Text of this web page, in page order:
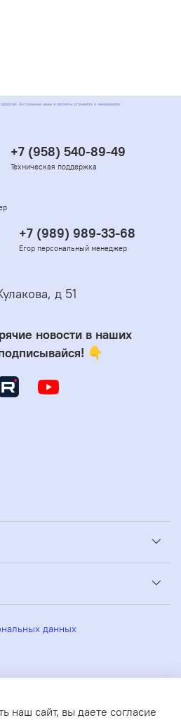
Актуальные цены и расчёты уточняйте у менеджеров
+7 (958) 540-89-49
Техническая поддержка
+7 (989) 989-33-68
Егор персональный менеджер
д 51
новости в наших
👇
данных
край, Ставрополь,
наш сайт, вы даете согласие